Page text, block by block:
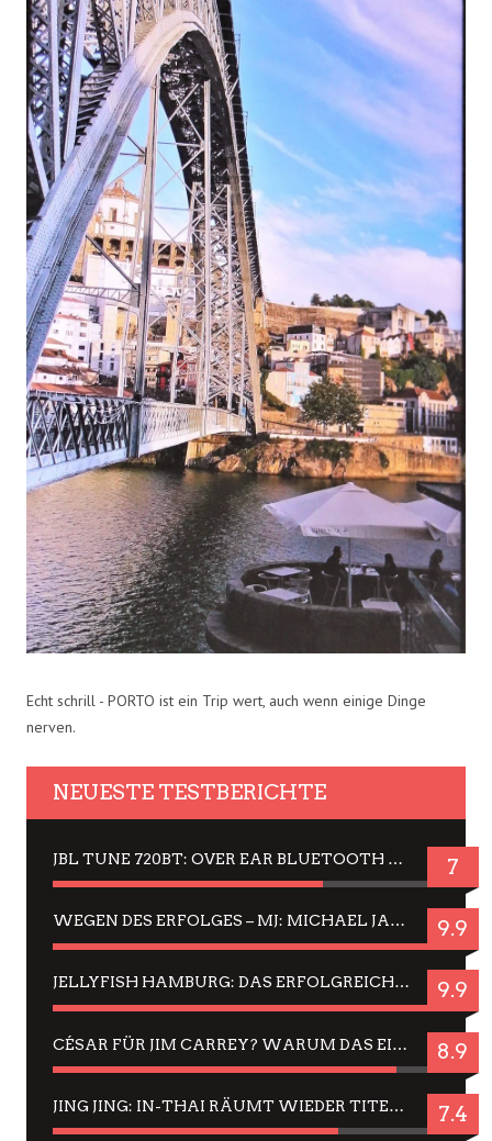
Echt schrill - PORTO ist ein Trip wert, auch wenn einige Dinge
nerven.
NEUESTE TESTBERICHTE
JBL TUNE 720BT: OVER EAR BLUETOOTH KOPFHÖRER UM DIE 50,-€ IM DAUER-TEST 7
WEGEN DES ERFOLGES – MJ: MICHAEL JACKSON MUSICAL IN EINER MATINEE SEHEN 9.9
JELLYFISH HAMBURG: DAS ERFOLGREICHE SOMMER-MENÜ 2025 IN GEFÜHLEN UND BILDERN 9.9
CÉSAR FÜR JIM CARREY? WARUM DAS EINER DER NERVIGSTEN ACTORS IST UND BLEIBT 8.9
JING JING: IN-THAI RÄUMT WIEDER TITEL AB – EIN ZWEI-STUNDEN-ERLEBNISBERICHT 7.4